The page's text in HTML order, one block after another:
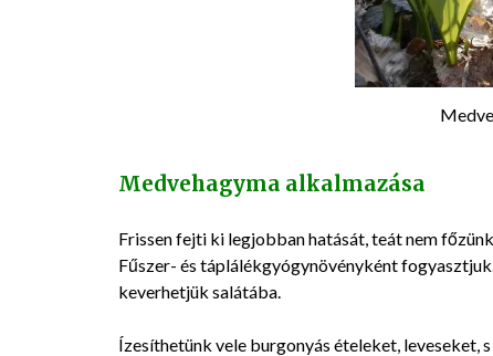
Medvehagyma alkalmazása
Frissen fejti ki legjobban hatását, teát nem
Fűszer- és táplálékgyógynövényként
keverhetjük salátába.
Ízesíthetünk vele burgonyás ételeket,